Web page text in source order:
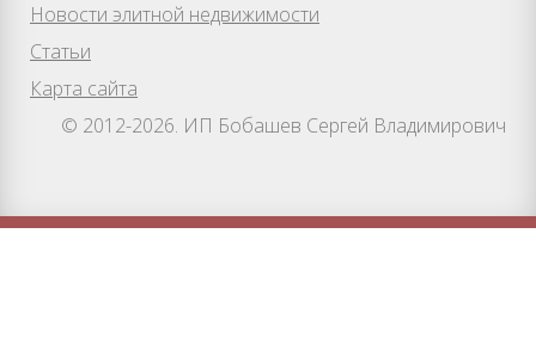
Новости элитной недвижимости
Статьи
Карта сайта
© 2012-2026. ИП Бобашев Сергей Владимирович